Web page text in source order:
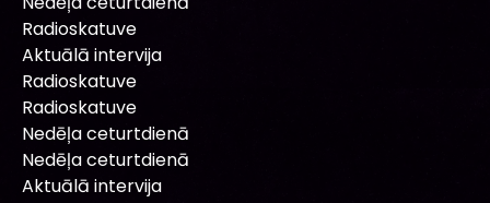
Radioskatuve
Aktuālā intervija
Radioskatuve
Radioskatuve
Nedēļa ceturtdienā
Nedēļa ceturtdienā
Aktuālā intervija